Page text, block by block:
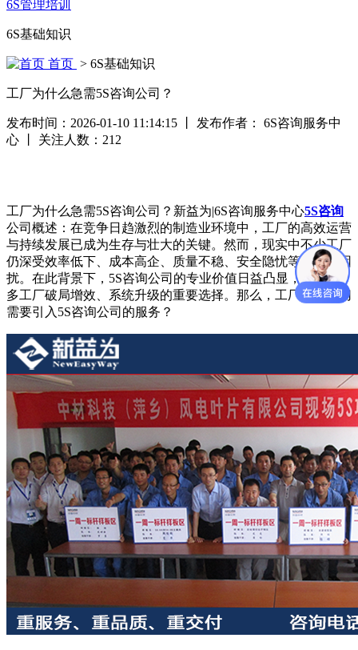
6S管理培训
6S基础知识
首页 > 6S基础知识
工厂为什么急需5S咨询公司？
发布时间：2026-01-10 11:14:15
发布作者： 6S咨询服务中
心
关注人数： 212
工厂为什么急需5S咨询公司？新益为|6S咨询服务中心5S咨询
公司概述：在竞争日趋激烈的制造业环境中，工厂的高效运营
与持续发展已成为生存与壮大的关键。然而，现实中不少工厂
仍深受效率低下、成本高企、质量不稳、安全隐忧等问题的困
扰。在此背景下，5S咨询公司​的专业价值日益凸显，成为众
多工厂破局增效、系统升级的重要选择。那么，工厂为何迫切
需要引入5S咨询公司的服务？